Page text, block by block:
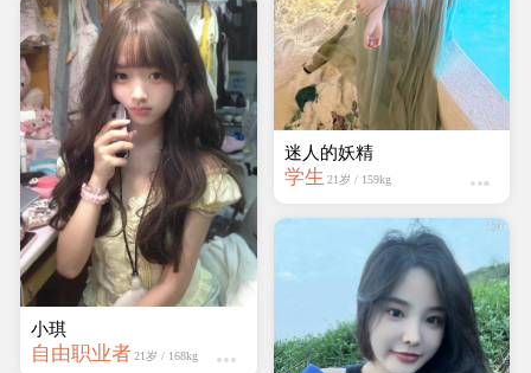
小琪
自由职业者 21岁 / 168kg
22岁 / 161kg